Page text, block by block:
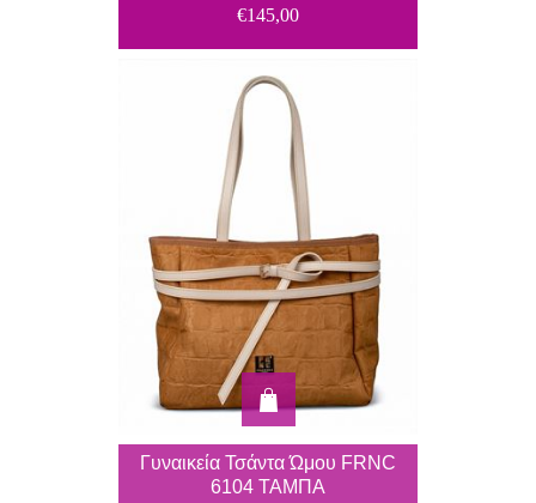
€145,00
Γυναικεία Τσάντα Ώμου FRNC
6104 ΤΑΜΠΑ